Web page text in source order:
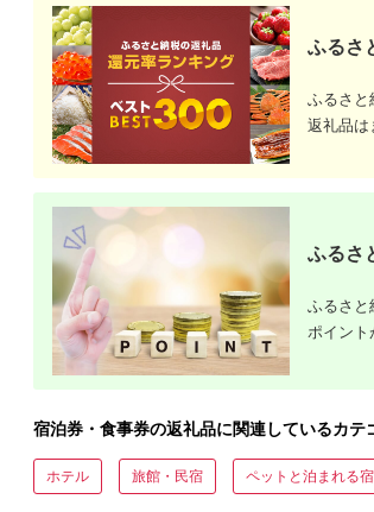
出典：ふるなび
界 雲仙 ふるさと納
税宿泊ギフト券
（15,000円）【星野
寄付金額:50,000円
出典：ふるなび
埼玉県 飯能市
【BlueTarp】ランチ
お食事券(ペア) チケッ
ト HNNC001
5.0
寄付金額:14,000円
出典：
宮崎県
ラブ購
ソン ク
チケット
フェア
ハイブ
寄付金額:
ふるさ
ふるさと
返礼品は
ふるさ
ふるさと
ポイント
宿泊券・食事券の返礼品に関連しているカテ
ホテル 旅館・民宿 ペットと泊まれる宿